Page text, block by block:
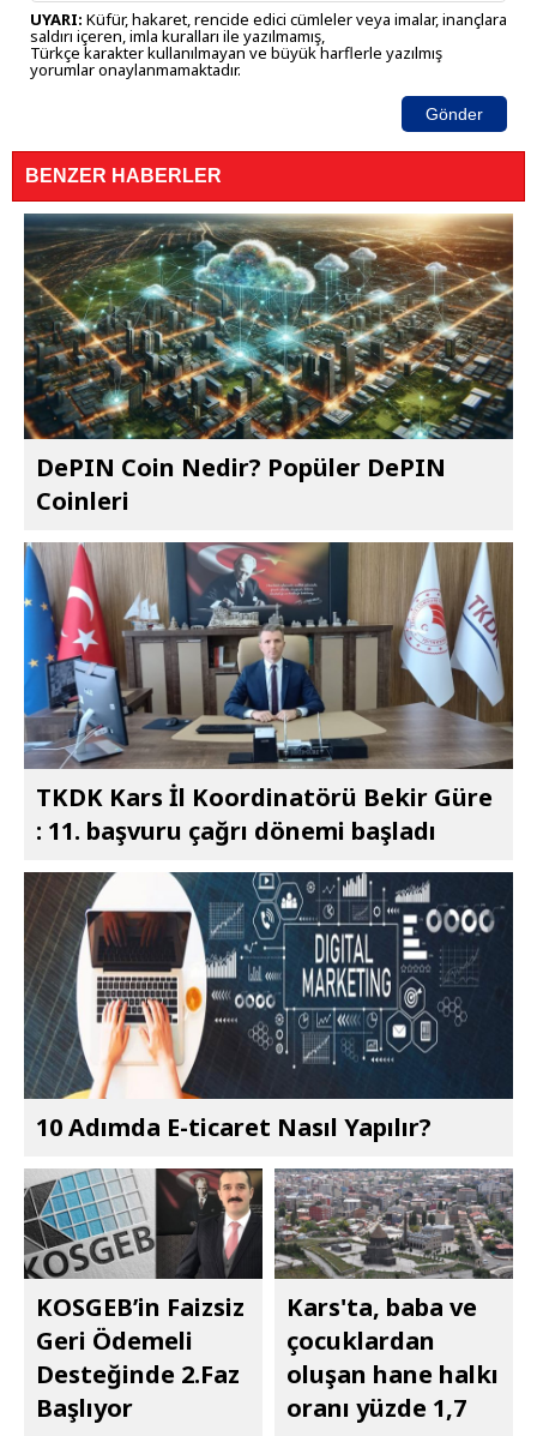
UYARI: Küfür, hakaret, rencide edici cümleler veya imalar, inançlara
saldırı içeren, imla kuralları ile yazılmamış,
Türkçe karakter kullanılmayan ve büyük harflerle yazılmış
yorumlar onaylanmamaktadır.
Gönder
BENZER HABERLER
DePIN Coin Nedir? Popüler DePIN
Coinleri
TKDK Kars İl Koordinatörü Bekir Güre
: 11. başvuru çağrı dönemi başladı
10 Adımda E-ticaret Nasıl Yapılır?
KOSGEB’in Faizsiz
Geri Ödemeli
Desteğinde 2.Faz
Başlıyor
Kars'ta, baba ve
çocuklardan
oluşan hane halkı
oranı yüzde 1,7